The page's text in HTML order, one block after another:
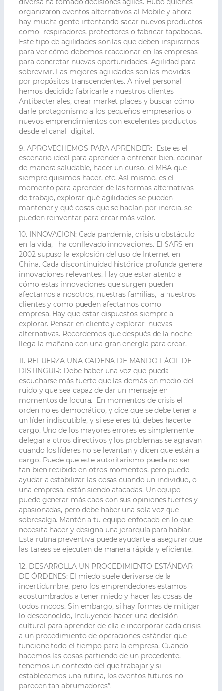
diversa ha tomado decisiones ágiles. Hubo quiénes
organizaron eventos alternativos al Mobile y ahora
hay mucha gente intentando sacar nuevos productos
como respiradores, protectores o fabricar tapabocas.
Este tipo de agilidades son las que deben inspirarnos
para ver cómo debemos reaccionar en las empresas
para concretar nuevas oportunidades. Agilidad para
sobrevivir. Las mejores agilidades son las movidas
por propósitos transcendentes. A nivel personal
hemos decidido fabricarle a nuestros clientes
Antibacteriales, crear market places y buscar cómo
darle protagonismo a los pequeños empresarios o
nuevos emprendimientos con excelentes productos
desde el canal digital.
9. APROVECHEMOS PARA APRENDER: Este es el
escenario ideal para aprender a entrenar bien, cocinar
de manera saludable, hacer un curso, el MBA que
siempre quisimos hacer, etc. Así mismo, es el
momento para aprender de las formas alternativas
de trabajo, explorar qué agilidades se pueden
mantener y qué cosas que se hacían por inercia, se
pueden reinventar para crear más valor.
10. INNOVACION: Cada pandemia, crísis u obstáculo
en la vida, ha conllevado innovaciones. El SARS en
2002 supuso la explosión del uso de Internet en
China. Cada discontinuidad histórica profunda genera
innovaciones relevantes. Hay que estar atento a
cómo estas innovaciones que surgen pueden
afectarnos a nosotros, nuestras familias, a nuestros
clientes y como pueden afectarnos como
empresa. Hay que estar dispuestos siempre a
explorar. Pensar en cliente y explorar nuevas
alternativas. Recordemos que después de la noche
llega la mañana con una gran energía para crear.
11. REFUERZA UNA CADENA DE MANDO FÁCIL DE
DISTINGUIR: Debe haber una voz que pueda
escucharse más fuerte que las demás en medio del
ruido y que sea capaz de dar un mensaje en
momentos de locura. En momentos de crisis el
orden no es democrático, y dice que se debe tener a
un líder indiscutible, y si ese eres tú, debes hacerte
cargo. Uno de los mayores errores es simplemente
delegar a otros directivos y los problemas se agravan
cuando los líderes no se levantan y dicen que están a
cargo. Puede que este autoritarismo pueda no ser
tan bien recibido en otros momentos, pero puede
ayudar a estabilizar las cosas cuando un individuo, o
una empresa, están siendo atacadas. Un equipo
puede generar más caos con sus opiniones fuertes y
apasionadas, pero debe haber una sola voz que
sobresalga. Mantén a tu equipo enfocado en lo que
necesita hacer y designa una jerarquía para hablar.
Esta rutina preventiva puede ayudarte a asegurar que
las tareas se ejecuten de manera rápida y eficiente.
12. DESARROLLA UN PROCEDIMIENTO ESTÁNDAR
DE ÓRDENES: El miedo suele derivarse de la
incertidumbre, pero los emprendedores estamos
acostumbrados a tener miedo y hacer las cosas de
todos modos. Sin embargo, sí hay formas de mitigar
lo desconocido, incluyendo hacer una decisión
cultural para aprender de ella e incorporar cada crisis
a un procedimiento de operaciones estándar que
funcione todo el tiempo para la empresa. Cuando
hacemos las cosas partiendo de un precedente,
tenemos un contexto del que trabajar y si
establecemos una rutina, los eventos futuros no
parecen tan abrumadores”.